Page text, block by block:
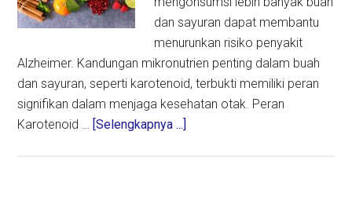
dan sayuran dapat membantu
menurunkan risiko penyakit
Alzheimer. Kandungan mikronutrien penting dalam buah
dan sayuran, seperti karotenoid, terbukti memiliki peran
signifikan dalam menjaga kesehatan otak. Peran
Karotenoid … [Selengkapnya ...]